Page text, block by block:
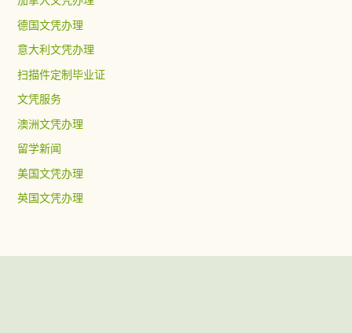
德国文凭办理
意大利文凭办理
扫描件定制毕业证
文凭服务
澳洲文凭办理
留学新闻
美国文凭办理
英国文凭办理